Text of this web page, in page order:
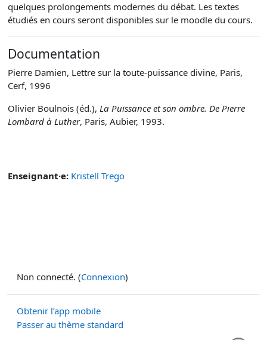
quelques prolongements modernes du débat. Les textes
étudiés en cours seront disponibles sur le moodle du cours.
Documentation
Pierre Damien, Lettre sur la toute-puissance divine, Paris,
Cerf, 1996
Olivier Boulnois (éd.), La Puissance et son ombre. De Pierre
Lombard à Luther, Paris, Aubier, 1993.
Enseignant·e: Kristell Trego
Non connecté. (Connexion)
Obtenir l’app mobile
Passer au thème standard